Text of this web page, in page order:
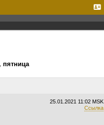
пятница
25.01.2021 11:02 MSK
Ссылка